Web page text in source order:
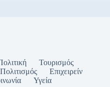
Τουρισμός
Πολιτισμός
Επιχειρείν
Υγεία